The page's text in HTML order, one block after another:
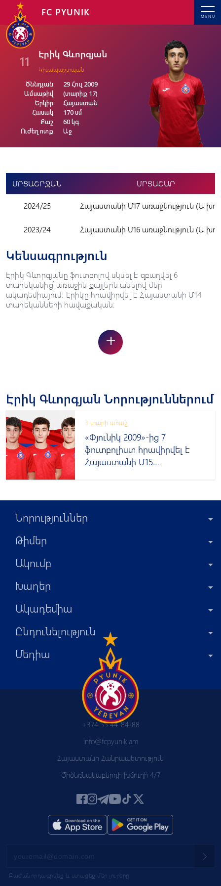
MENU
FC PYUNIK
11 Էրիկ Գևորգյան
Կիսապաշտպան
Ծննդյան
Ամսաթիվ
Երկիր
Հասակ
Քաշ
Ուժեղ ոտք
29 Հուլ 2009
(տարիք 17)
Հայաստան
170 սմ
60 կգ
Աջ
ՄՐՑԱՇՐՋԱՆ ՄՐՑԱՇԱՐ
2024/25 Հայաստանի Մ17 առաջնություն (Ա
2023/24 Հայաստանի Մ16 առաջնություն (Ա
Կենսագրություն
Էրիկ Գևորգյանը ֆուտբոլով սկսել է զբաղվել 6
տարեկանից՝ առաջին քայլերն անելով մեր
ակադեմիայում: Էրիկը հրավիրվել է Հայաստանի Մ14
տարեկանների հավաքական:
+
Էրիկ Գևորգյան Նորություններում
3 տարի առաջ
«Փյունիկ 2009»-ից 7
ֆուտբոլիստ հրավիրվել է
Հայաստանի Մ15
Նորություններ
Թիմեր
Ակումբ
Խաղեր
Ակադեմիա
Ընդունելություն
Մեդիա
+374 55 44-84-88
info@fcpyunik.am
Հայաստանի Հանրապետություն
Ծիծեռնակաբերդի խճուղի 4/7
Բաժանորդագրվեք և ստացեք մեր լուրերը